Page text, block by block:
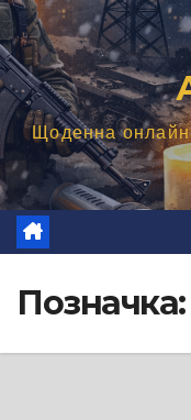
Щоденна онлайн
Позначка: